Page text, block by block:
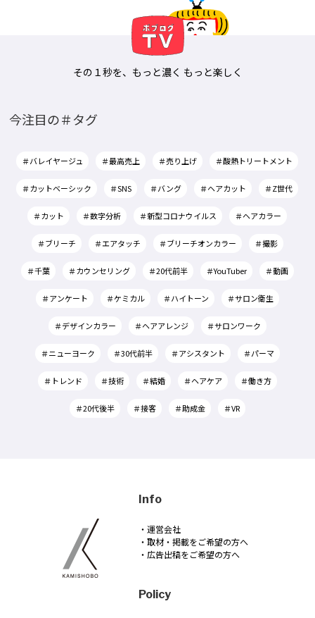
その１秒を、もっと濃く もっと楽しく
今注目の＃タグ
＃バレイヤージュ ＃最高売上 ＃売り上げ ＃酸熱トリートメント
＃カットベーシック ＃SNS ＃バング ＃ヘアカット ＃Z世代
＃カット ＃数字分析 ＃新型コロナウイルス ＃ヘアカラー
＃ブリーチ ＃エアタッチ ＃ブリーチオンカラー ＃撮影
＃千葉 ＃カウンセリング ＃20代前半 ＃YouTuber ＃動画
＃アンケート ＃ケミカル ＃ハイトーン ＃サロン衛生
＃デザインカラー ＃ヘアアレンジ ＃サロンワーク
＃ニューヨーク ＃30代前半 ＃アシスタント ＃パーマ
＃トレンド ＃技術 ＃結婚 ＃ヘアケア ＃働き方
＃20代後半 ＃接客 ＃助成金 ＃VR
Info
・運営会社
・取材・掲載をご希望の方へ
・広告出稿をご希望の方へ
Policy